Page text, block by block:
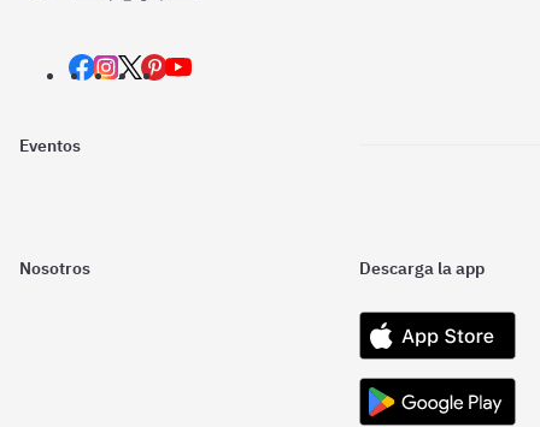
Eventos
Nosotros Descarga la app